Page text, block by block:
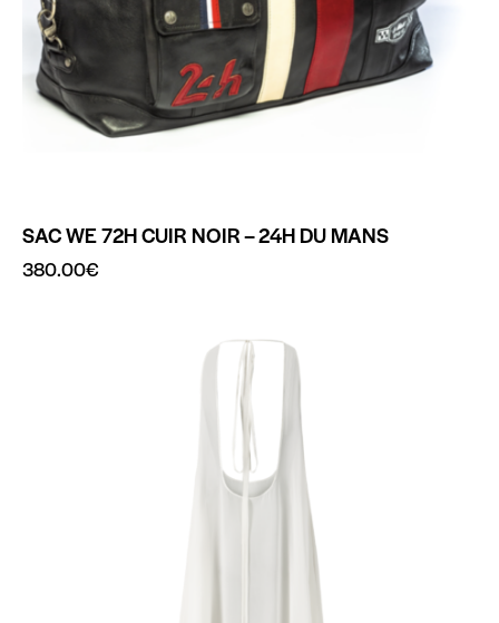
SAC WE 72H CUIR NOIR – 24H DU MANS
380.00€